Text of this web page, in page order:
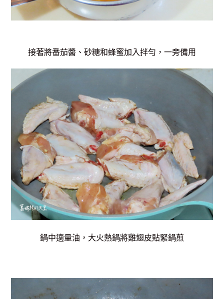
接著將番茄醬、砂糖和蜂蜜加入拌勻，一旁備用
鍋中適量油，大火熱鍋將雞翅皮貼緊鍋煎